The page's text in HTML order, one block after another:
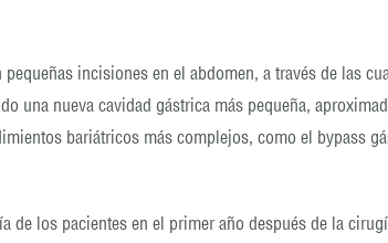
incisiones en el abdomen, a través de las
una nueva cavidad gástrica más pequeña,
bariátricos más complejos, como el bypass
de los pacientes en el primer año después de la